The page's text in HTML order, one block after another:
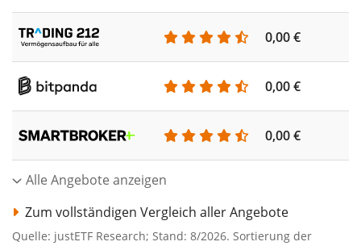
0,00 €
0,00 €
0,00 €
Alle Angebote anzeigen
Zum vollständigen Vergleich aller Angebote
Quelle: justETF Research; Stand: 8/2026. Sortierung der